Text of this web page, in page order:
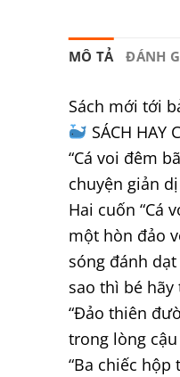
MÔ TẢ ĐÁNH
Sách mới tới
SÁCH HAY
“Cá voi đêm
chuyện giản
Hai cuốn “Cá
một hòn đảo
sóng đánh
sao thì bé
“Đảo thiên
trong lòng
“Ba chiếc